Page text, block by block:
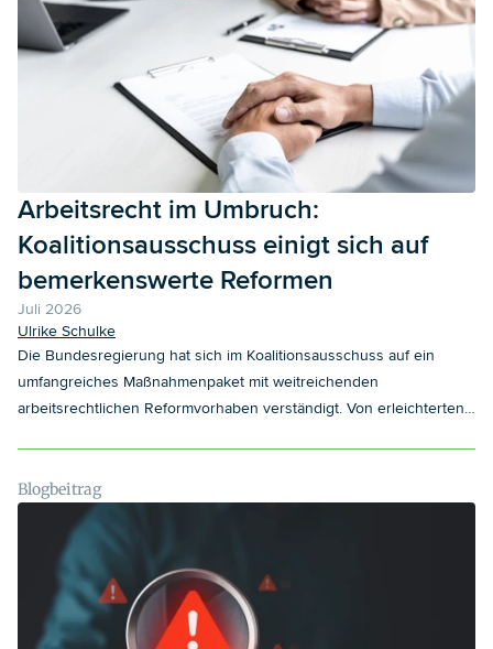
Arbeitsrecht im Umbruch:
Koalitionsausschuss einigt sich auf
bemerkenswerte Reformen
Juli 2026
Ulrike Schulke
Die Bundesregierung hat sich im Koalitionsausschuss auf ein
umfangreiches Maßnahmenpaket mit weitreichenden
arbeitsrechtlichen Reformvorhaben verständigt. Von erleichterten
Änderungen bei der Arbeitsunfähigkeitsbescheinigung – die
geplanten Maßnahmen könnten die arbeitsrechtliche Praxis für
Arbeitgeber nachhaltig verändern. Unser Blogbeitrag gibt einen
ersten Überblick und ordnet die möglichen Auswirkungen ein.
Blogbeitrag